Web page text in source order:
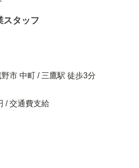
スタッフ
市 中町 / 三鷹駅 徒歩3分
/ 交通費支給